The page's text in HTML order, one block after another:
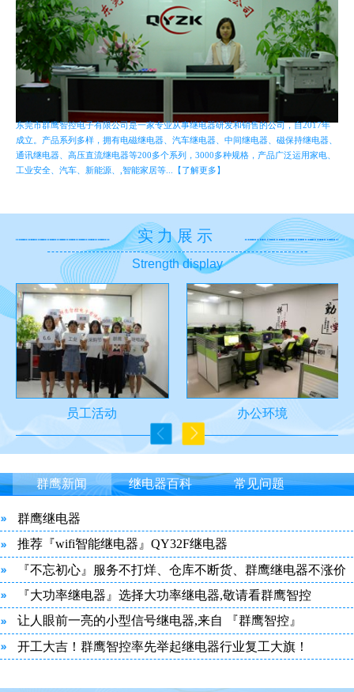
东莞市群鹰智控电子有限公司是一家专业从事继电器研发和销售的公司，自2017年
成立。产品系列多样，拥有电磁继电器、汽车继电器、中间继电器、磁保持继电器、
通讯继电器、高压直流继电器等200多个系列，3000多种规格，产品广泛运用家电、
工业安全、汽车、新能源、,智能家居等...【了解更多】
实力展示
Strength display
员工活动 办公环境
群鹰新闻 继电器百科 常见问题
群鹰继电器
推荐『wifi智能继电器』QY32F继电器
『不忘初心』服务不打烊、仓库不断货、群鹰继电器不涨价
『大功率继电器』选择大功率继电器,敬请看群鹰智控
让人眼前一亮的小型信号继电器,来自 『群鹰智控』
开工大吉！群鹰智控率先举起继电器行业复工大旗！